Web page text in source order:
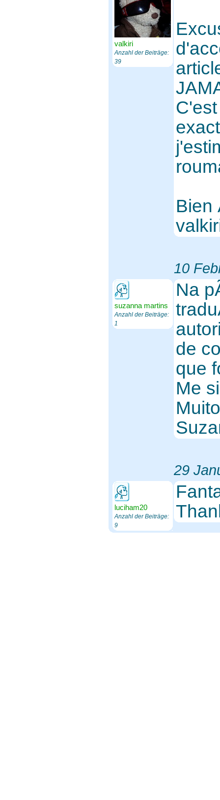
valkiri
Anzahl der Beiträge:
39
Bien
10
suzanna martins
Anzahl der Beiträge:
1
Na
de
que
Me
29
luciham20
Anzahl der Beiträge:
9